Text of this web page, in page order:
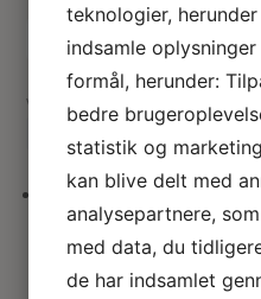
Skriv
hvad
du
søger
her
Viser 1 resultat
235.00 kr.
teknologier,
indsamle
formål, herunder:
bedre
statistik og
kan blive delt med
analysepartnere,
med data, du
de har indsamlet